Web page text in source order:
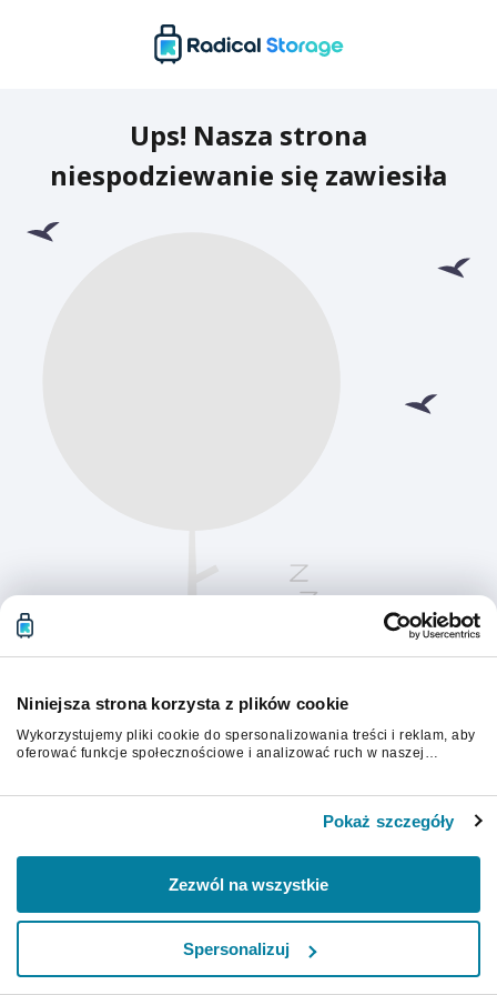
Niniejsza strona korzysta z plików cookie
Wykorzystujemy pliki cookie do spersonalizowania treści i reklam, aby
oferować funkcje społecznościowe i analizować ruch w naszej
otrzymanymi od Ciebie lub uzyskanymi podczas korzystania z ich
Pokaż szczegóły
Zezwól na wszystkie
Spersonalizuj
Ups! Nasza strona
niespodziewanie się zawiesiła
Aby kontynuować, odśwież stronę.
Odśwież